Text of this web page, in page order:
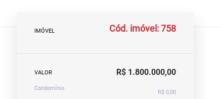
IMÓVEL Cód. imóvel: 758
VALOR R$ 1.800.000,00
Condomínio
R$ 0,00